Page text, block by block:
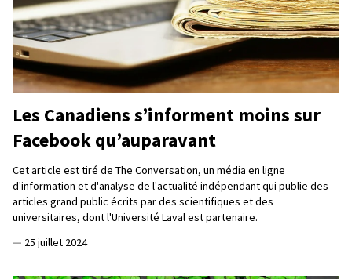
Les Canadiens s’informent moins sur
Facebook qu’auparavant
Cet article est tiré de The Conversation, un média en ligne
d'information et d'analyse de l'actualité indépendant qui publie des
articles grand public écrits par des scientifiques et des
universitaires, dont l'Université Laval est partenaire.
— 25 juillet 2024